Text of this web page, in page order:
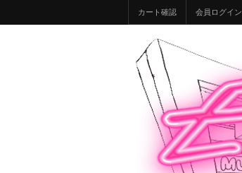
カート確認 会員ログイン